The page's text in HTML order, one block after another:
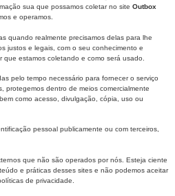
sua que possamos coletar no site Outbox
e operamos.
quando realmente precisamos delas para lhe
justos e legais, com o seu conhecimento e
que estamos coletando e como será usado.
pelo tempo necessário para fornecer o serviço
protegemos dentro de meios comercialmente
como acesso, divulgação, cópia, uso ou
pessoal publicamente ou com terceiros,
que não são operados por nós. Esteja ciente
e práticas desses sites e não podemos aceitar
de privacidade.